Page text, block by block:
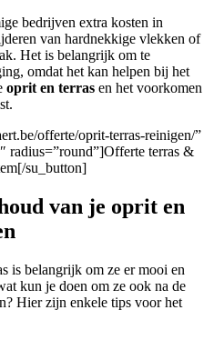
bedrijven extra kosten in
van hardnekkige vlekken of
Het is belangrijk om te
omdat het kan helpen bij het
oprit en terras en het voorkomen
offerte/oprit-terras-reinigen/”
radius=”round”]Offerte terras &
su_button]
van je oprit en
is belangrijk om ze er mooi en
kun je doen om ze ook na de
Hier zijn enkele tips voor het